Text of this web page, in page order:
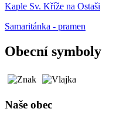
Kaple Sv. Kříže na Ostaši
Samaritánka - pramen
Obecní symboly
Naše obec